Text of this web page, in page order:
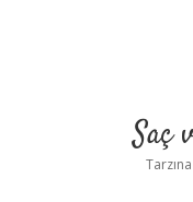
Saç